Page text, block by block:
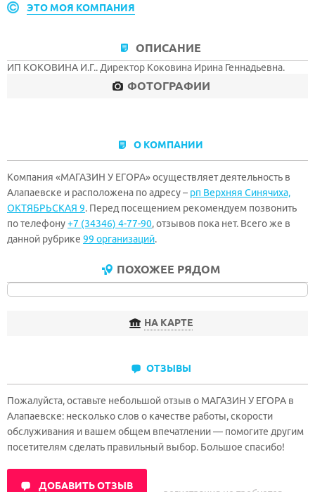
ЭТО МОЯ КОМПАНИЯ
ОПИСАНИЕ
ИП КОКОВИНА И.Г.. Директор Коковина Ирина Геннадьевна.
ФОТОГРАФИИ
О КОМПАНИИ
Компания «МАГАЗИН У ЕГОРА» осуществляет деятельность в
Алапаевске и расположена по адресу – рп Верхняя Синячиха,
ОКТЯБРЬСКАЯ 9. Перед посещением рекомендуем позвонить
по телефону+7 (34346) 4-77-90, отзывов пока нет. Всего же в
данной рубрике 99 организаций.
ПОХОЖЕЕ РЯДОМ
НА КАРТЕ
ОТЗЫВЫ
Пожалуйста, оставьте небольшой отзыв о МАГАЗИН У ЕГОРА в
Алапаевске: несколько слов о качестве работы, скорости
обслуживания и вашем общем впечатлении — помогите другим
посетителям сделать правильный выбор. Большое спасибо!
ДОБАВИТЬ ОТЗЫВ